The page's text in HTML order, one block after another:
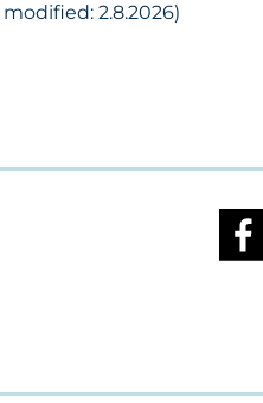
2.8.2026)